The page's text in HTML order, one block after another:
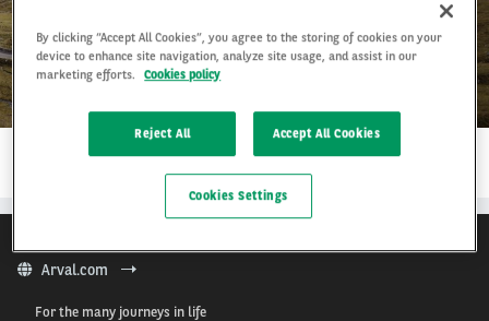
Kia
Arval.com
For the many journeys in life
Yhteystiedot
Kuljettajat
By clicking “Accept All Cookies”, you agree to the storing of cookies on your
device to enhance site navigation, analyze site usage, and assist in our
marketing efforts.
Cookies policy
Reject All Accept All Cookies
Cookies Settings